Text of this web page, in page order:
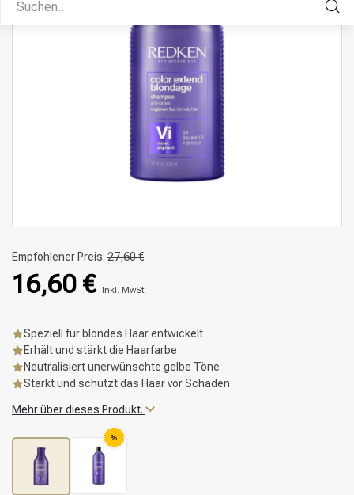
Empfohlener Preis: 27,60 €
16,60 € Inkl. MwSt.
Speziell für blondes Haar entwickelt
Erhält und stärkt die Haarfarbe
Neutralisiert unerwünschte gelbe Töne
Stärkt und schützt das Haar vor Schäden
Mehr über dieses Produkt.
%